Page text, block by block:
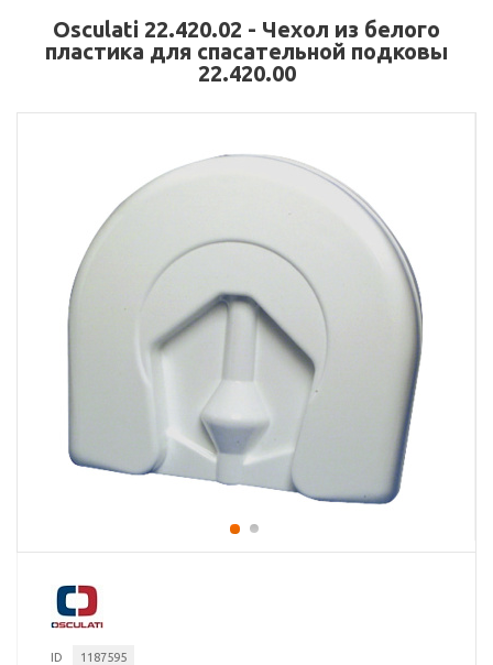
Osculati 22.420.02 - Чехол из белого
пластика для спасательной подковы
22.420.00
ID 1187595